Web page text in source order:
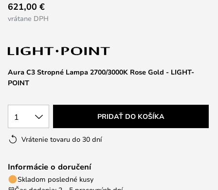
na
začiatok
obrázkov
Aura C3 Stropné Lampa 2700/3000K Rose Gold - LIGHT-
POINT
621,00 €
vrátane DPH
1 PRIDAŤ DO KOŠÍKA
Vrátenie tovaru do 30 dní
Informácie o doručení
Skladom posledné kusy